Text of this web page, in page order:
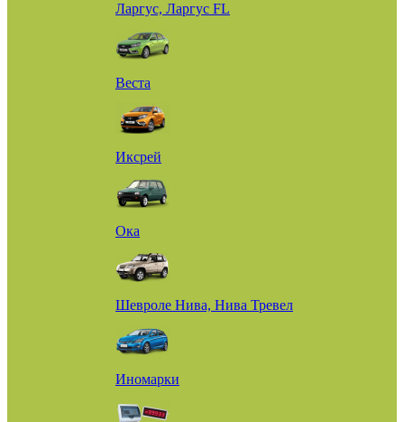
Ларгус, Ларгус FL
Веста
Иксрей
Ока
Шевроле Нива, Нива Тревел
Иномарки